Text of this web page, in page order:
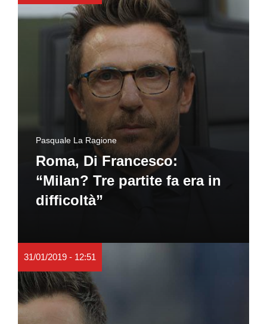
Pasquale La Ragione
Roma, Di Francesco:
“Milan? Tre partite fa era in
difficoltà”
31/01/2019 - 12:51